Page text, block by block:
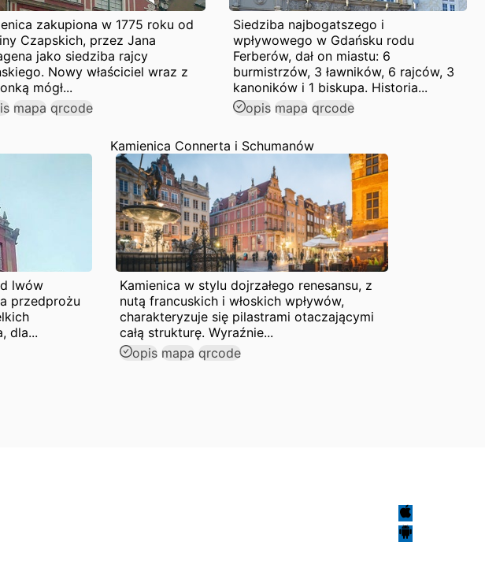
zakupiona w 1775 roku od
Czapskich, przez Jana
jako siedziba rajcy
Nowy właściciel wraz z
mógł...
mapa qrcode
Siedziba najbogatszego i
wpływowego w Gdańsku rodu
Ferberów, dał on miastu: 6
burmistrzów, 3 ławników, 6 rajców, 3
kanoników i 1 biskupa. Historia...
opis mapa qrcode
lwów
przedprożu
dla...
Kamienica Connerta i Schumanów
Kamienica w stylu dojrzałego renesansu, z
nutą francuskich i włoskich wpływów,
charakteryzuje się pilastrami otaczającymi
całą strukturę. Wyraźnie...
opis mapa qrcode